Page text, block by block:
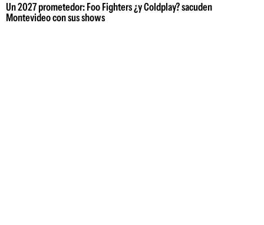
Un 2027 prometedor: Foo Fighters ¿y Coldplay? sacuden
Montevideo con sus shows